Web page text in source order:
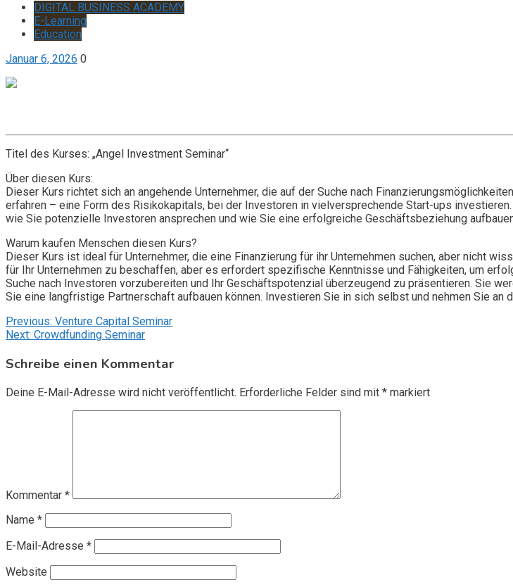
DIGITAL BUSINESS ACADEMY
E-Learning
Education
Januar 6, 2026 0
Titel des Kurses: „Angel Investment Seminar“
Über diesen Kurs:
Dieser Kurs richtet sich an angehende Unternehmer, die auf der Suche nach
erfahren – eine Form des Risikokapitals, bei der Investoren in vielversprechende Start-ups
wie Sie potenzielle Investoren ansprechen und wie Sie eine erfolgreiche Geschäftsbeziehung
Warum kaufen Menschen diesen Kurs?
Dieser Kurs ist ideal für Unternehmer, die eine Finanzierung für ihr Unternehmen suchen, aber nicht
für Ihr Unternehmen zu beschaffen, aber es erfordert spezifische Kenntnisse und Fähigkeiten, um
Suche nach Investoren vorzubereiten und Ihr Geschäftspotenzial überzeugend zu präsentieren. Sie
Sie eine langfristige Partnerschaft aufbauen können. Investieren Sie in sich selbst und nehmen Sie an
Beitragsnavigation
Previous: Venture Capital Seminar
Next: Crowdfunding Seminar
Schreibe einen Kommentar
Deine E-Mail-Adresse wird nicht veröffentlicht. Erforderliche Felder sind mit * markiert
Kommentar *
Name *
E-Mail-Adresse *
Website